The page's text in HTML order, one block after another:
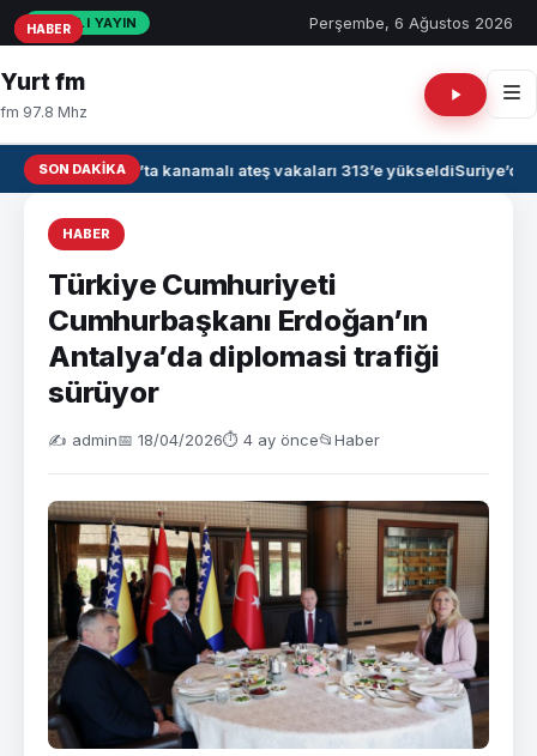
CANLI YAYIN Perşembe, 6 Ağustos 2026
Yurt fm
fm 97.8 Mhz
SON DAKIKAIrak’ta kanamalı ateş vakaları 313’e yükseldiSuriye’de
HABER
Türkiye Cumhuriyeti
Cumhurbaşkanı Erdoğan’ın
Antalya’da diplomasi trafiği
sürüyor
✍️ admin📅 18/04/2026⏱ 4 ay önce📂Haber
HABER
HABER
HABER